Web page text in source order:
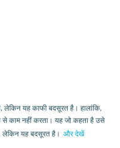
लेकिन यह काफी बदसूरत है। हालांकि,
काम नहीं करता। यह जो कहता है उसे
लेकिन यह बदसूरत है। और देखें